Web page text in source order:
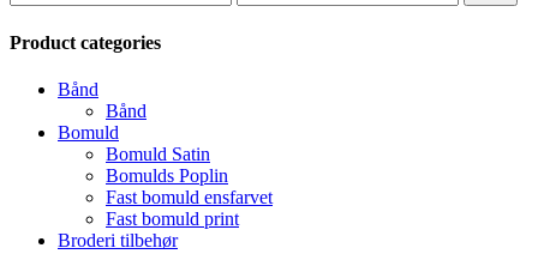
pris
pris
Product categories
Bånd
Bånd
Bomuld
Bomuld Satin
Bomulds Poplin
Fast bomuld ensfarvet
Fast bomuld print
Broderi tilbehør